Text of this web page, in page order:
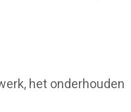
het onderhouden